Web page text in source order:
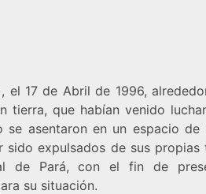
el 17 de Abril de 1996,
tierra, que habían venido
se asentaron en un espacio
sido expulsados de sus propias
de Pará, con el fin de
su situación.